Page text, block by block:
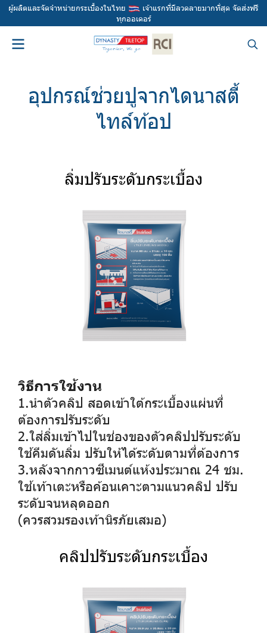
ผู้ผลิตและจัดจำหน่ายกระเบื้องในไทย
เจ้าแรกที่มีลวดลายมากที่สุด จัดส่งฟรี
ทุกออเดอร์
อุปกรณ์ช่วยปูจากไดนาสตี้
ไทล์ท้อป
ลิ่มปรับระดับกระเบื้อง
วิธีการใช้งาน
1.นำตัวคลิป สอดเข้าใต้กระเบื้องแผ่นที่
ต้องการปรับระดับ
2.ใส่ลิ่มเข้าไปในช่องของตัวคลิปปรับระดับ
ใช้คีมดันลิ่ม ปรับให้ได้ระดับตามที่ต้องการ
3.หลังจากกาวซีเมนต์แห้งประมาณ 24 ชม.
ใช้เท้าเตะหรือค้อนเคาะตามแนวคลิป ปรับ
ระดับจนหลุดออก
(ควรสวมรองเท้านิรภัยเสมอ)
คลิปปรับระดับกระเบื้อง